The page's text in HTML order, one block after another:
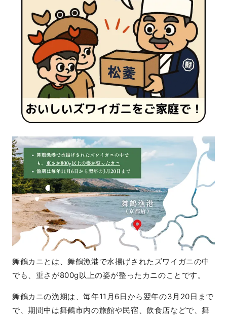
舞鶴カニとは、舞鶴漁港で水揚げされたズワイガニの中
でも、重さが800g以上の姿が整ったカニのことです。
舞鶴カニの漁期は、毎年11月6日から翌年の3月20日まで
で、期間中は舞鶴市内の旅館や民宿、飲食店などで、舞